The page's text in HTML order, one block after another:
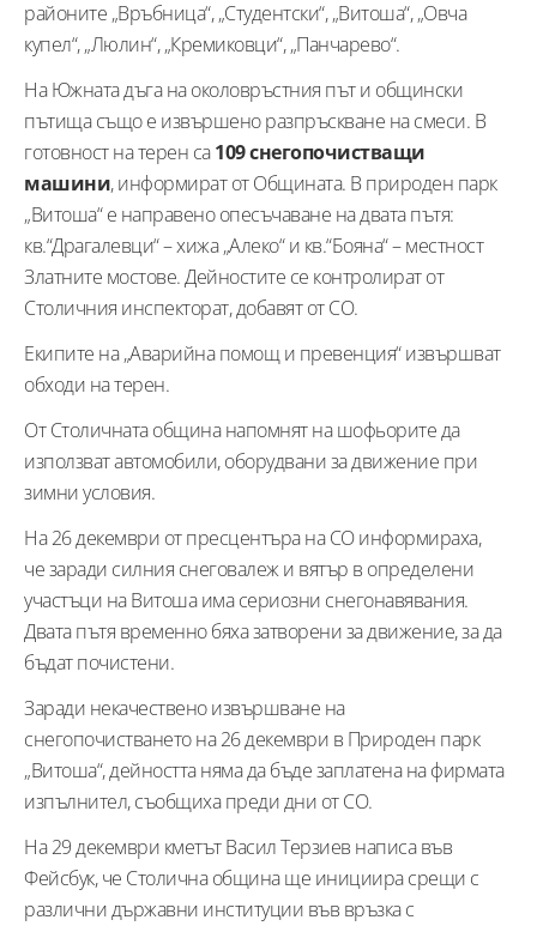
районите „Връбница“, „Студентски“, „Витоша“, „Овча
купел“, „Люлин“, „Кремиковци“, „Панчарево“.
На Южната дъга на околовръстния път и общински
пътища също е извършено разпръскване на смеси. В
готовност на терен са109 снегопочистващи
машини, информират от Общината. В природен парк
„Витоша“ е направено опесъчаване на двата пътя:
кв.“Драгалевци“ – хижа „Алеко“ и кв.“Бояна“ – местност
Златните мостове. Дейностите се контролират от
Столичния инспекторат, добавят от СО.
Екипите на „Аварийна помощ и превенция“ извършват
обходи на терен.
От Столичната община напомнят на шофьорите да
използват автомобили, оборудвани за движение при
зимни условия.
На 26 декември от пресцентъра на СО информираха,
че заради силния снеговалеж и вятър в определени
участъци на Витоша има сериозни снегонавявания.
Двата пътя временно бяха затворени за движение, за да
бъдат почистени.
Заради некачествено извършване на
снегопочистването на 26 декември в Природен парк
„Витоша“, дейността няма да бъде заплатена на фирмата
изпълнител, съобщиха преди дни от СО.
На 29 декември кметът Васил Терзиев написа във
Фейсбук, че Столична община ще инициира срещи с
различни държавни институции във връзка с